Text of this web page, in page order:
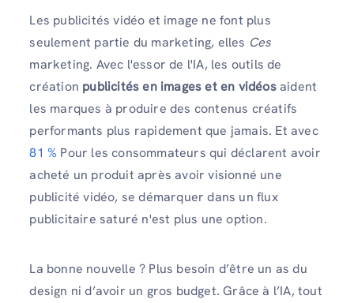
Les publicités vidéo et image ne font plus
seulement partie du marketing, elles Ces
marketing. Avec l'essor de l'IA, les outils de
création publicités en images et en vidéosaident
les marques à produire des contenus créatifs
performants plus rapidement que jamais. Et avec
81 % Pour les consommateurs qui déclarent avoir
acheté un produit après avoir visionné une
publicité vidéo, se démarquer dans un flux
publicitaire saturé n'est plus une option.
La bonne nouvelle ? Plus besoin d’être un as du
design ni d’avoir un gros budget. Grâce à l’IA, tout